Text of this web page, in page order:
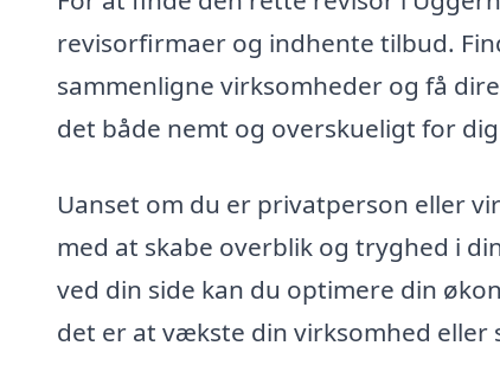
revisorfirmaer og indhente tilbud.
sammenligne virksomheder og få
det både nemt og overskueligt for
Uanset om du er privatperson eller
med at skabe overblik og tryghed i
ved din side kan du optimere din
det er at vækste din virksomhed eller